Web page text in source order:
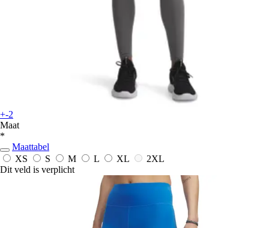
+-2
Maat
*
Maattabel
XS
S M L XL
2XL
Dit veld is verplicht